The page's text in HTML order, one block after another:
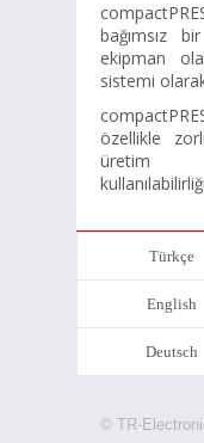
bağımsız
ekipman
sistemi olarak
özellikle
üretim
Türkçe
English
Deutsch
© TR-